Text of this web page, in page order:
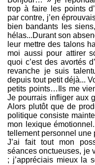
trop à faire les points
par contre, j’en
bien bandants les
hélas...Durant son
leur mettre des talons
moi aussi pour attirer
quoi c’est des avortés
revanche je suis
depuis tout petit déjà...
petits points…Ils me
Je pourrais infliger aux
Alors plutôt que de
politique consiste
mon lexique
tellement personnel
J’ai fait tout mon
séances onctueuses, je
; j’appréciais mieux la